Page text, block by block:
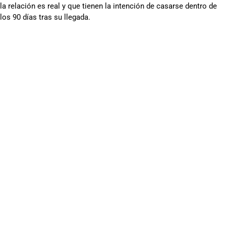
la relación es real y que tienen la intención de casarse dentro de
los 90 días tras su llegada.